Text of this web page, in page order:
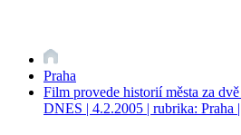
Praha
Film provede historií města za
DNES | 4.2.2005 | rubrika: Praha